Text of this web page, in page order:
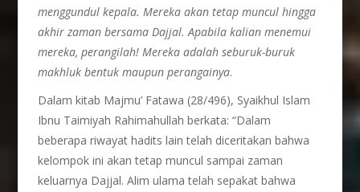
menggundul kepala. Mereka akan tetap muncul hingga
akhir zaman bersama Dajjal. Apabila kalian menemui
mereka, perangilah! Mereka adalah seburuk-buruk
makhluk bentuk maupun perangainya.
Dalam kitab Majmu’ Fatawa (28/496), Syaikhul Islam
Ibnu Taimiyah Rahimahullah berkata: “Dalam
beberapa riwayat hadits lain telah diceritakan bahwa
kelompok ini akan tetap muncul sampai zaman
keluarnya Dajjal. Alim ulama telah sepakat bahwa